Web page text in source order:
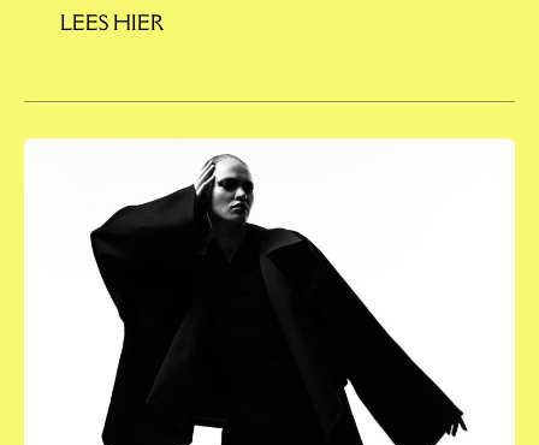
LEES HIER
ACHTER
SCHERMEN
EEN
FASHIONSHOW:
WERKT
MODEWERELD